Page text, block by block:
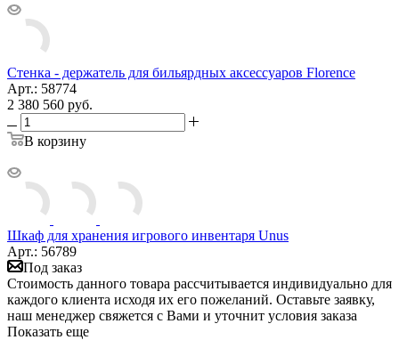
Стенка - держатель для бильярдных аксессуаров Florence
Арт.: 58774
2 380 560 руб.
В корзину
Шкаф для хранения игрового инвентаря Unus
Арт.: 56789
Под заказ
Стоимость данного товара рассчитывается индивидуально для
каждого клиента исходя их его пожеланий. Оставьте заявку,
наш менеджер свяжется с Вами и уточнит условия заказа
Показать еще